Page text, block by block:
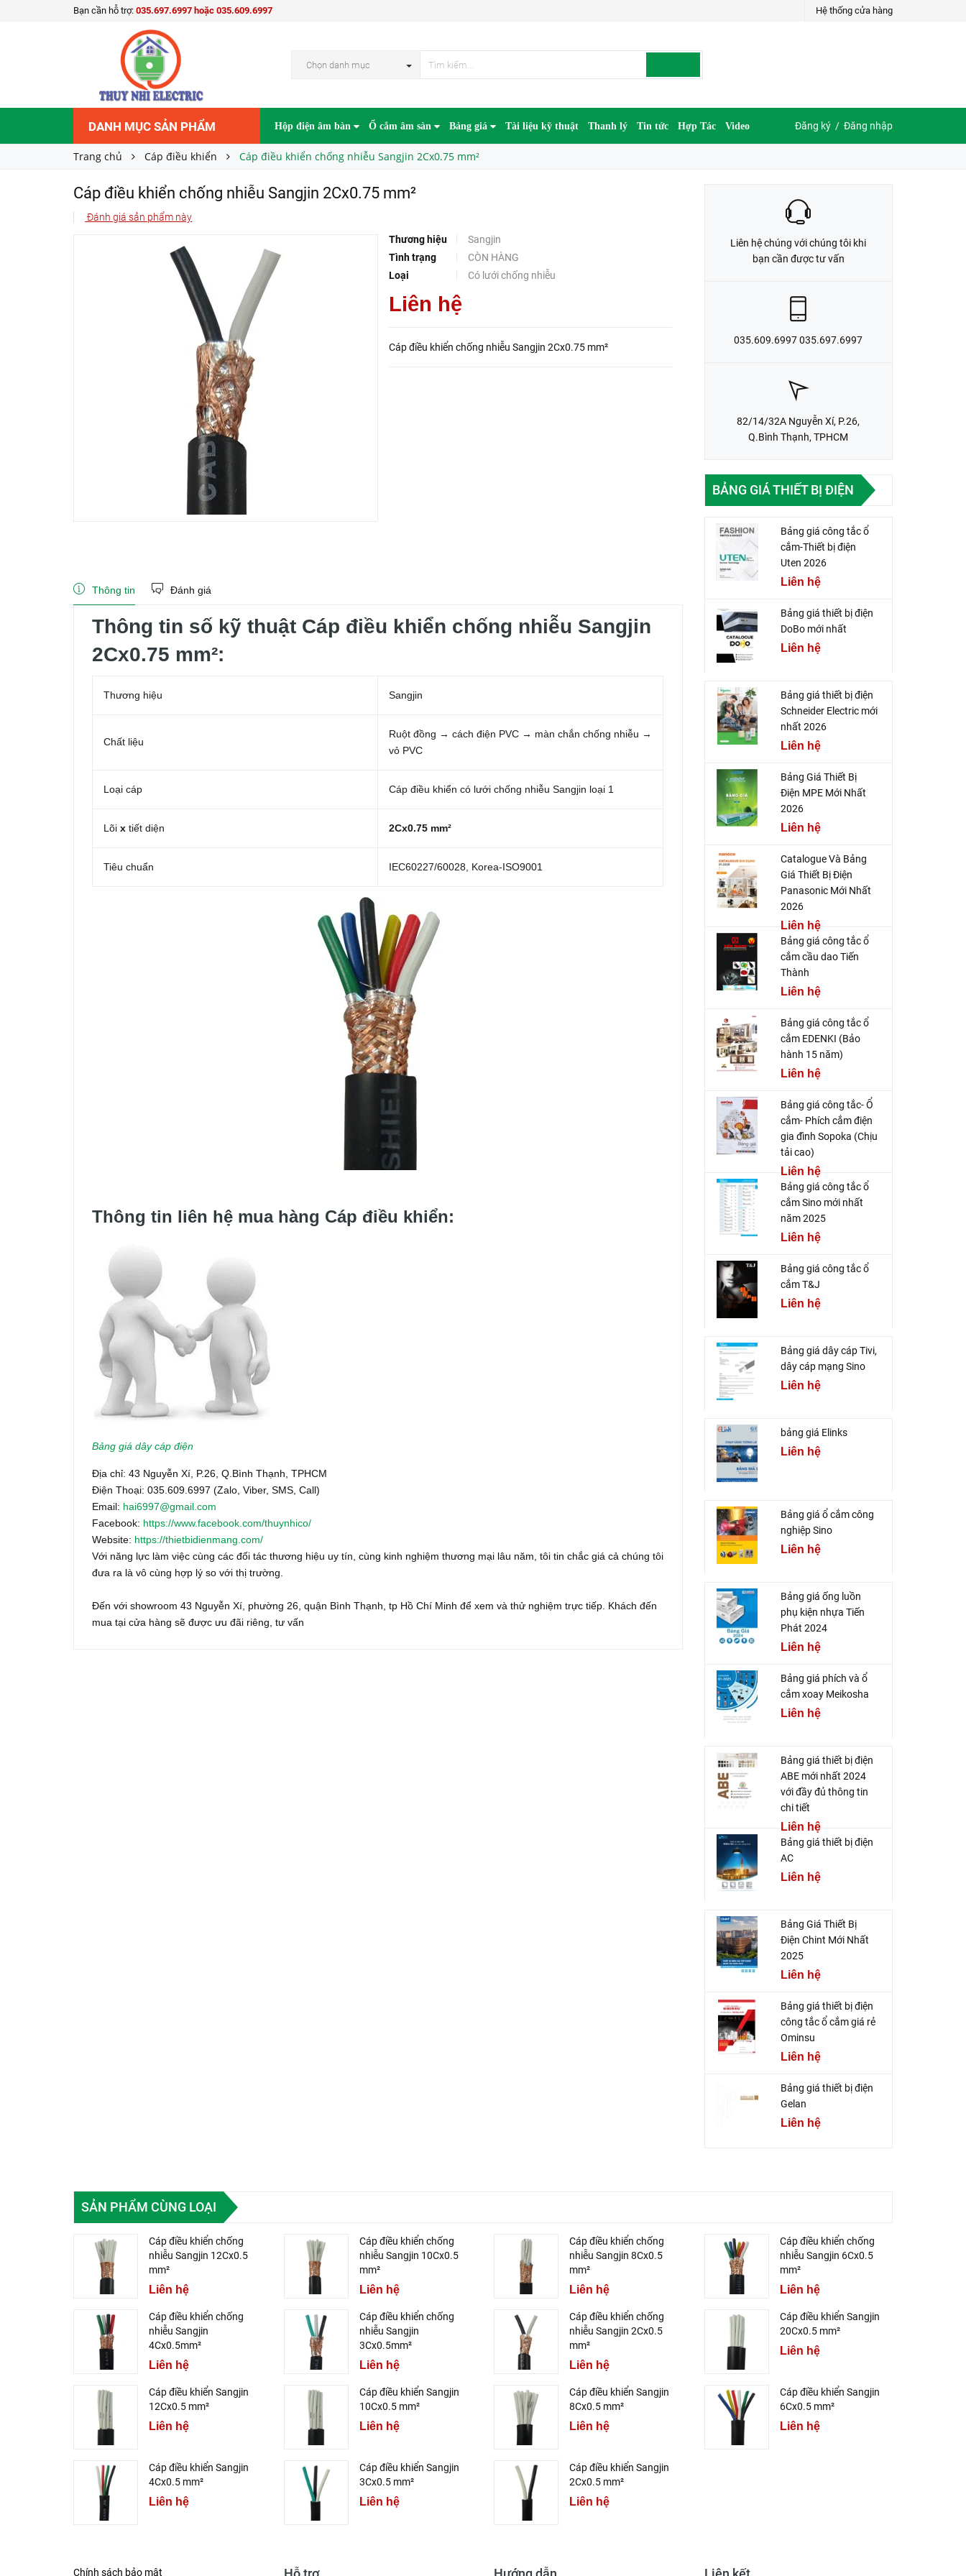
Bạn cần hỗ trợ: 035.697.6997 hoặc 035.609.6997 Hệ thống cửa hàng
Chọn danh mục
DANH MỤC SẢN PHẨM Hộp điện âm bàn Ổ cắm âm sàn Bảng giá Tài liệu kỹ thuật Thanh lý Tin tức Hợp Tác Video Đăng ký / Đăng nhập
Trang chủ Cáp điều khiển Cáp điều khiển chống nhiễu Sangjin 2Cx0.75 mm²
Cáp điều khiển chống nhiễu Sangjin 2Cx0.75 mm²
Đánh giá sản phẩm này
Thương hiệu
Sangjin
Tình trạng
CÒN HÀNG
Loại
Có lưới chống nhiễu
Liên hệ
Cáp điều khiển chống nhiễu Sangjin 2Cx0.75 mm²
Cáp điều khiển chống nhiễu Sangjin 2Cx0.75 mm²
Giá bán: Liên hệ
LIÊN HỆ ĐẶT HÀNG
Thông tin Đánh giá
Thông tin số kỹ thuật Cáp điều khiển chống nhiễu Sangjin
2Cx0.75 mm²:
Thương hiệu Sangjin
Chất liệu
Ruột đồng → cách điện PVC → màn chắn chống nhiễu →
vỏ PVC
Loại cáp Cáp điều khiển có lưới chống nhiễu Sangjin loại 1
Lõi x tiết diện 2Cx0.75 mm²
Tiêu chuẩn IEC60227/60028, Korea-ISO9001
Thông tin liên hệ mua hàng Cáp điều khiển:
Bảng giá dây cáp điện
Địa chỉ: 43 Nguyễn Xí, P.26, Q.Bình Thạnh, TPHCM
Điện Thoại: 035.609.6997 (Zalo, Viber, SMS, Call)
Email: hai6997@gmail.com
Facebook: https://www.facebook.com/thuynhico/
Website: https://thietbidienmang.com/
Với năng lực làm việc cùng các đối tác thương hiệu uy tín, cùng kinh nghiệm thương mại lâu năm, tôi tin chắc giá cả chúng tôi
đưa ra là vô cùng hợp lý so với thị trường.
Đến với showroom 43 Nguyễn Xí, phường 26, quận Bình Thạnh, tp Hồ Chí Minh để xem và thử nghiệm trực tiếp. Khách đến
mua tại cửa hàng sẽ được ưu đãi riêng, tư vấn
Liên hệ chúng với chúng tôi khi
bạn cần được tư vấn
035.609.6997 035.697.6997
82/14/32A Nguyễn Xí, P.26,
Q.Bình Thạnh, TPHCM
BẢNG GIÁ THIẾT BỊ ĐIỆN
Bảng giá công tắc ổ
cắm-Thiết bị điện
Uten 2026
Liên hệ
Bảng giá thiết bị điện
DoBo mới nhất
Liên hệ
Bảng giá thiết bị điện
Schneider Electric mới
nhất 2026
Liên hệ
Bảng Giá Thiết Bị
Điện MPE Mới Nhất
2026
Liên hệ
Catalogue Và Bảng
Giá Thiết Bị Điện
Panasonic Mới Nhất
2026
Liên hệ
Bảng giá công tắc ổ
cắm cầu dao Tiến
Thành
Liên hệ
Bảng giá công tắc ổ
cắm EDENKI (Bảo
hành 15 năm)
Liên hệ
Bảng giá công tắc- Ổ
cắm- Phích cắm điện
gia đình Sopoka (Chịu
tải cao)
Liên hệ
Bảng giá công tắc ổ
cắm Sino mới nhất
năm 2025
Liên hệ
Bảng giá công tắc ổ
cắm T&J
Liên hệ
Bảng giá dây cáp Tivi,
dây cáp mạng Sino
Liên hệ
bảng giá Elinks
Liên hệ
Bảng giá ổ cắm công
nghiệp Sino
Liên hệ
Bảng giá ống luồn
phụ kiện nhựa Tiến
Phát 2024
Liên hệ
Bảng giá phích và ổ
cắm xoay Meikosha
Liên hệ
Bảng giá thiết bị điện
ABE mới nhất 2024
với đầy đủ thông tin
chi tiết
Liên hệ
Bảng giá thiết bị điện
AC
Liên hệ
Bảng Giá Thiết Bị
Điện Chint Mới Nhất
2025
Liên hệ
Bảng giá thiết bị điện
công tắc ổ cắm giá rẻ
Ominsu
Liên hệ
Bảng giá thiết bị điện
Gelan
Liên hệ
SẢN PHẨM CÙNG LOẠI
Cáp điều khiển chống
nhiễu Sangjin 12Cx0.5
mm²
Liên hệ
Cáp điều khiển chống
nhiễu Sangjin 10Cx0.5
mm²
Liên hệ
Cáp điều khiển chống
nhiễu Sangjin 8Cx0.5
mm²
Liên hệ
Cáp điều khiển chống
nhiễu Sangjin 6Cx0.5
mm²
Liên hệ
Cáp điều khiển chống
nhiễu Sangjin
4Cx0.5mm²
Liên hệ
Cáp điều khiển chống
nhiễu Sangjin
3Cx0.5mm²
Liên hệ
Cáp điều khiển chống
nhiễu Sangjin 2Cx0.5
mm²
Liên hệ
Cáp điều khiển Sangjin
20Cx0.5 mm²
Liên hệ
Cáp điều khiển Sangjin
12Cx0.5 mm²
Liên hệ
Cáp điều khiển Sangjin
10Cx0.5 mm²
Liên hệ
Cáp điều khiển Sangjin
8Cx0.5 mm²
Liên hệ
Cáp điều khiển Sangjin
6Cx0.5 mm²
Liên hệ
Cáp điều khiển Sangjin
4Cx0.5 mm²
Liên hệ
Cáp điều khiển Sangjin
3Cx0.5 mm²
Liên hệ
Cáp điều khiển Sangjin
2Cx0.5 mm²
Liên hệ
Chính sách bảo mật